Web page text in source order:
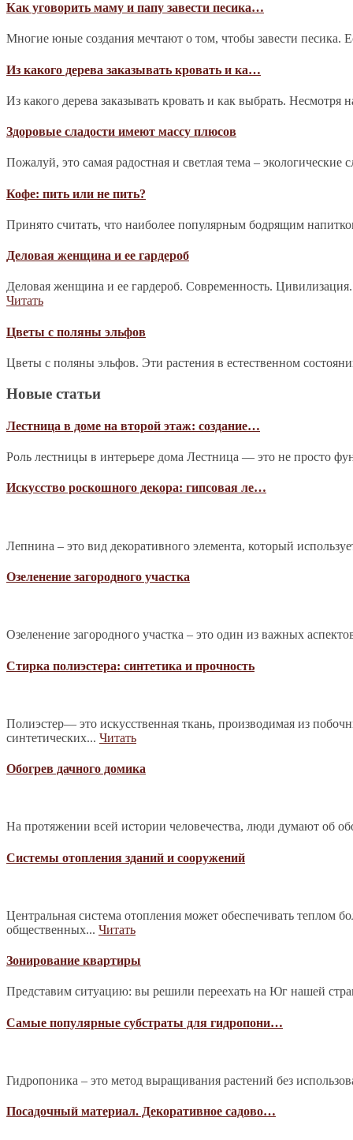
Как уговорить маму и папу завести песика…
Многие юные создания мечтают о том, чтобы завести песика.
Из какого дерева заказывать кровать и ка…
Из какого дерева заказывать кровать и как выбрать.
Здоровые сладости имеют массу плюсов
Пожалуй, это самая радостная и светлая тема –
Кофе: пить или не пить?
Принято считать, что наиболее популярным бодрящим
Деловая женщина и ее гардероб
Деловая женщина и ее гардероб. Современность.
Читать
Цветы с поляны эльфов
Цветы с поляны эльфов. Эти растения в естественном
Новые статьи
Лестница в доме на второй этаж: создание…
Роль лестницы в интерьере дома Лестница — это не просто
Искусство роскошного декора: гипсовая ле…
Лепнина – это вид декоративного элемента, который
Озеленение загородного участка
Озеленение загородного участка – это один из важных
Стирка полиэстера: синтетика и прочность
Полиэстер— это искусственная ткань, производимая из
синтетических... Читать
Обогрев дачного домика
На протяжении всей истории человечества, люди думают об
Системы отопления зданий и сооружений
Центральная система отопления может обеспечивать
общественных... Читать
Зонирование квартиры
Представим ситуацию: вы решили переехать на Юг нашей
Самые популярные субстраты для гидропони…
Гидропоника – это метод выращивания растений без
Посадочный материал. Декоративное садово…